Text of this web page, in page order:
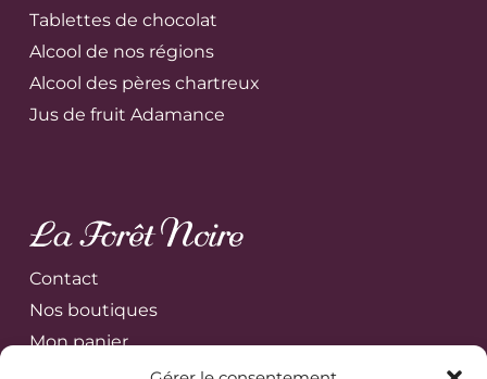
Tablettes de chocolat
Alcool de nos régions
Alcool des pères chartreux
Jus de fruit Adamance
Contact
Nos boutiques
Mon panier